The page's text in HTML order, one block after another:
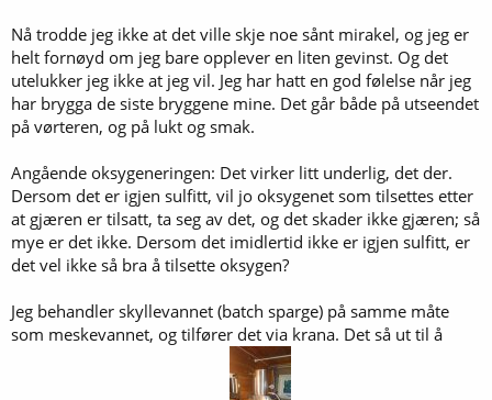
Nå trodde jeg ikke at det ville skje noe sånt mirakel, og jeg er
helt fornøyd om jeg bare opplever en liten gevinst. Og det
utelukker jeg ikke at jeg vil. Jeg har hatt en god følelse når jeg
har brygga de siste bryggene mine. Det går både på utseendet
på vørteren, og på lukt og smak.
Angående oksygeneringen: Det virker litt underlig, det der.
Dersom det er igjen sulfitt, vil jo oksygenet som tilsettes etter
at gjæren er tilsatt, ta seg av det, og det skader ikke gjæren; så
mye er det ikke. Dersom det imidlertid ikke er igjen sulfitt, er
det vel ikke så bra å tilsette oksygen?
Jeg behandler skyllevannet (batch sparge) på samme måte
som meskevannet, og tilfører det via krana. Det så ut til å